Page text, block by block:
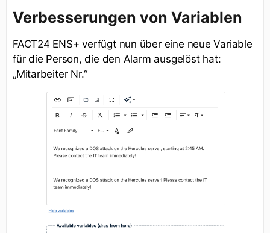
Verbesserungen von Variablen
FACT24 ENS+ verfügt nun über eine neue Variable
für die Person, die den Alarm ausgelöst hat:
„Mitarbeiter Nr.“